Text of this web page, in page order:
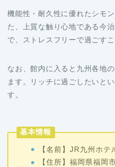
機能性・耐久性に優れたシモ
た、上質な触り心地である今
で、ストレスフリーで過ごす
なお、館内に入ると九州各地
ます。リッチに過ごしたいと
す。
基本情報
【名前】JR九州ホ
【住所】福岡県福岡